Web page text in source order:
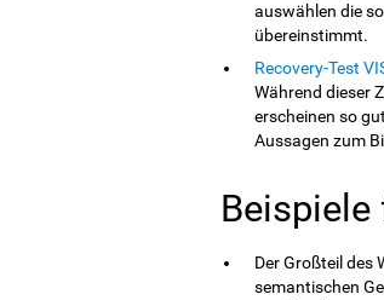
auswählen die
übereinstimmt.
Recovery-Test
Während dieser
erscheinen so
Aussagen zum
Der Großteil des
semantischen